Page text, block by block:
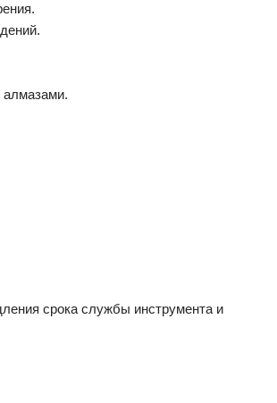
алмазами.
срока службы инструмента и